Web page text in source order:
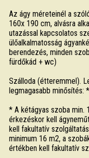
Az ágy méreteinél a
160x 190 cm, alvásra
utazással kapcsolatos
ülőalkalmatosság
berendezés, minden
fürdőkád + wc)
Szálloda (étteremmel).
legmagasabb
* A kétágyas szoba min.
érkezéskor kell
kell fakultatív
minimum 16 m2, a
értékben kell fakultatív